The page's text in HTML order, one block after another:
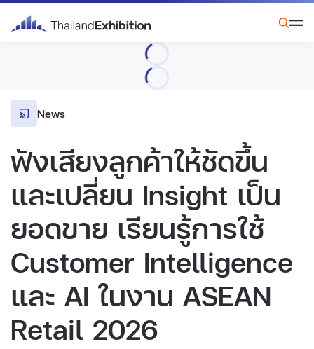
News
ฟังเสียงลูกค้าให้ชัดขึ้น
และเปลี่ยน Insight เป็น
ยอดขาย เรียนรู้การใช้
Customer Intelligence
และ AI ในงาน ASEAN
Retail 2026